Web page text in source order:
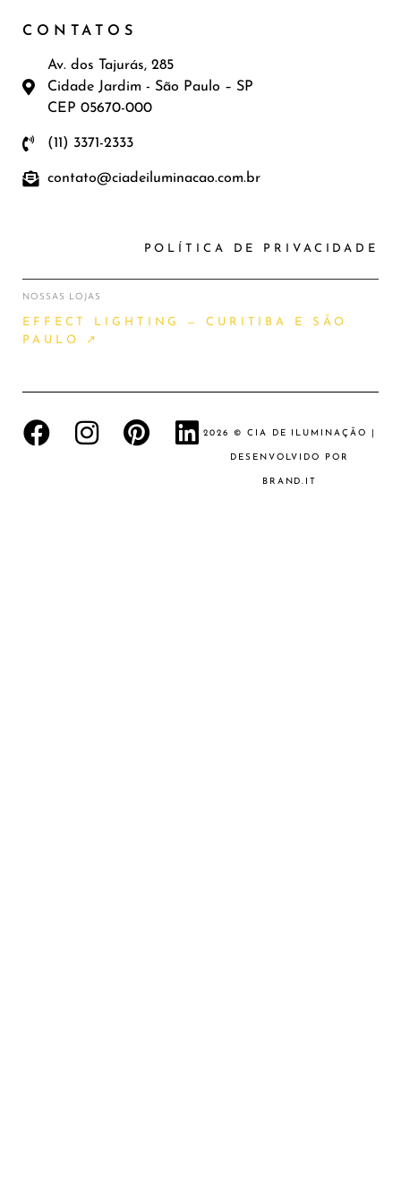
CONTATOS
Av. dos Tajurás, 285
Cidade Jardim - São Paulo – SP
CEP 05670-000
(11) 3371-2333
contato@ciadeiluminacao.com.br
POLÍTICA DE PRIVACIDADE
NOSSAS LOJAS
EFFECT LIGHTING — CURITIBA E SÃO
PAULO ↗
2026 © CIA DE ILUMINAÇÃO |
DESENVOLVIDO POR
BRAND.IT